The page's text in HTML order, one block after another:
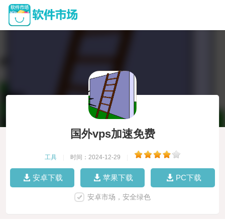
国外vps加速免费
工具 时间：2024-12-29
安卓下载 苹果下载 PC下载
安卓市场，安全绿色